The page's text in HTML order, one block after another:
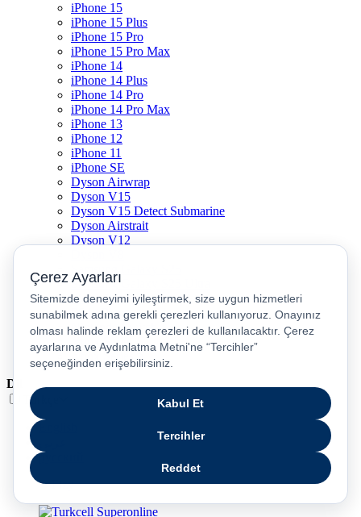
iPhone 15
iPhone 15 Plus
iPhone 15 Pro
iPhone 15 Pro Max
iPhone 14
iPhone 14 Plus
iPhone 14 Pro
iPhone 14 Pro Max
iPhone 13
iPhone 12
iPhone 11
iPhone SE
Dyson Airwrap
Dyson V15
Dyson V15 Detect Submarine
Dyson Airstrait
Dyson V12
Samsung Galaxy S25
Samsung Galaxy S25 Ultra
PS5 / Playstation 5
PS4 / Playstation 4
Nintendo Switch
Xbox Series S
Xbox Series X
Dil
Türkçe
русский